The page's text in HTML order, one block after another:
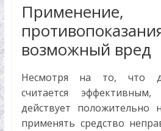
Применение,
возможный вред
Несмотря на то, что
считается
действует положительно
применять средство